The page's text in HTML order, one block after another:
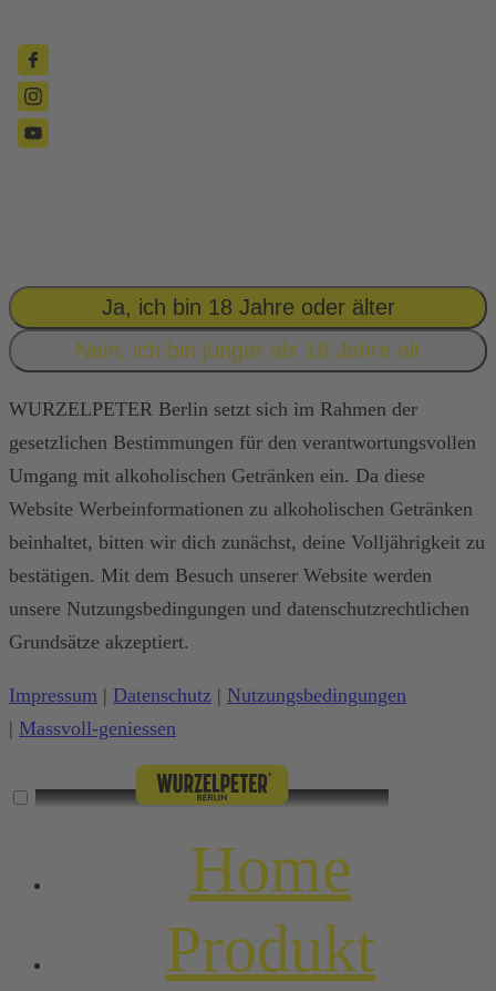
BIST DU SCHON 18?
GEH’ SPIELEN.
WURZELPETER
Ja, ich bin 18 Jahre oder älter
Nein, ich bin jünger als 18 Jahre alt
WURZELPETER Berlin setzt sich im Rahmen der
gesetzlichen Bestimmungen für den verantwortungsvollen
Umgang mit alkoholischen Getränken ein. Da diese
Website Werbeinformationen zu alkoholischen Getränken
beinhaltet, bitten wir dich zunächst, deine Volljährigkeit zu
bestätigen. Mit dem Besuch unserer Website werden
unsere Nutzungsbedingungen und datenschutzrechtlichen
Grundsätze akzeptiert.
Impressum | Datenschutz | Nutzungsbedingungen
| Massvoll-geniessen
Home
Produkt